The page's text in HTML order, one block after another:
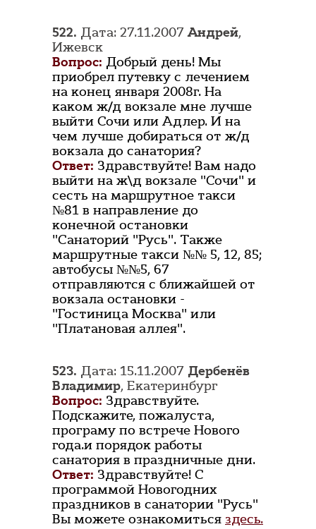
522. Дата: 27.11.2007Андрей,
Ижевск
Вопрос: Добрый день! Мы
приобрел путевку с лечением
на конец января 2008г. На
каком ж/д вокзале мне лучше
выйти Сочи или Адлер. И на
чем лучше добираться от ж/д
вокзала до санатория?
Ответ: Здравствуйте! Вам надо
выйти на ж\д вокзале "Сочи" и
сесть на маршрутное такси
№81 в направление до
конечной остановки
"Санаторий "Русь". Также
маршрутные такси №№ 5, 12, 85;
автобусы №№5, 67
отправляются с ближайшей от
вокзала остановки -
"Гостиница Москва" или
"Платановая аллея".
523. Дата: 15.11.2007 Дербенёв
Владимир, Екатеринбург
Вопрос: Здравствуйте.
Подскажите, пожалуста,
програму по встрече Нового
года.и порядок работы
санатория в праздничные дни.
Ответ: Здравствуйте! С
программой Новогодних
праздников в санатории "Русь"
Вы можете ознакомиться здесь.